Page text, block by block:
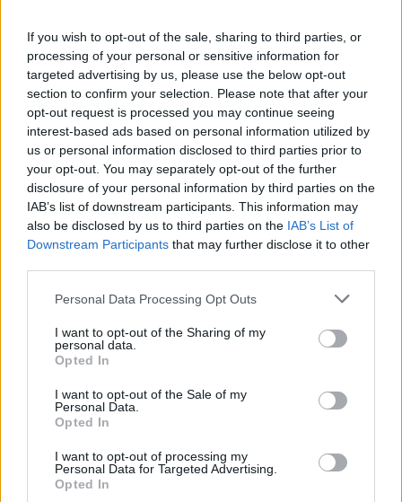
If you wish to opt-out of the sale, sharing to third parties, or
processing of your personal or sensitive information for
targeted advertising by us, please use the below opt-out
section to confirm your selection. Please note that after your
opt-out request is processed you may continue seeing
interest-based ads based on personal information utilized by
us or personal information disclosed to third parties prior to
your opt-out. You may separately opt-out of the further
disclosure of your personal information by third parties on the
IAB’s list of downstream participants. This information may
also be disclosed by us to third parties on the IAB’s List of
Downstream Participants that may further disclose it to other
Personal Data Processing Opt Outs
I want to opt-out of the Sharing of my
personal data.
Opted In
I want to opt-out of the Sale of my
Personal Data.
Opted In
I want to opt-out of processing my
Personal Data for Targeted Advertising.
Opted In
γενιές που γεννήθηκαν μετά το 1939δεν θα
φτάσει στο προσδόκιμο ζωής των 100 ετών.
Γιατί όμως επιβραδύνθηκε ξαφνικά η αύξηση
σταπροσδοκώμενα χρόνια ζωής κατά τη
γέννησή μας ; Οι ερευνητές εκτιμούν ότι το
αρχικό όφελος στο προσδόκιμο ζωής οφειλόταν
κυρίως στην μείωση της βρεφικής, νηπιακής και
παιδικής θνησιμότητας.
Οι θάνατοι, όμως, των βρεφών και των παιδιών
μειώθηκαν στο ελάχιστο δυνατόν. Επιπλέον οι
όποιες βελτιώσεις στις μεγαλύτερες ηλικίες, δεν
διάρκεια της ζωής μας. Αναπόφευκτα, λοιπόν,
«φρέναρε» η αύξηση στο προσδόκιμο ζωής.
Φωτογραφία: iStock